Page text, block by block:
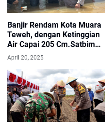
Banjir Rendam Kota Muara
Teweh, dengan Ketinggian
Air Capai 205 Cm.Satbimas
Polres Barut Salurkan
April 20, 2025